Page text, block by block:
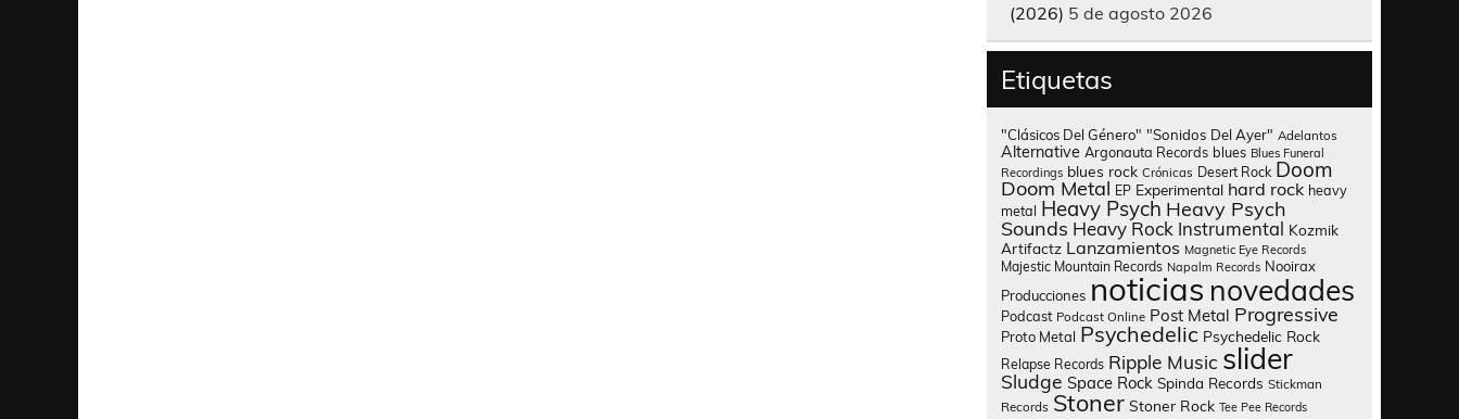
(2026) 5 de agosto 2026
Etiquetas
"Clásicos Del Género" "Sonidos Del Ayer" Adelantos
Alternative Argonauta Records blues Blues Funeral
Recordings blues rock Crónicas Desert Rock Doom
Doom Metal EP Experimental hard rock heavy
metal Heavy Psych Heavy Psych
Sounds Heavy Rock Instrumental Kozmik
Artifactz Lanzamientos Magnetic Eye Records
Majestic Mountain Records Napalm Records Nooirax
Producciones noticias novedades
Podcast Podcast Online Post Metal Progressive
Proto Metal Psychedelic Psychedelic Rock
Relapse Records Ripple Music slider
Sludge Space Rock Spinda Records Stickman
Records Stoner Stoner Rock Tee Pee Records